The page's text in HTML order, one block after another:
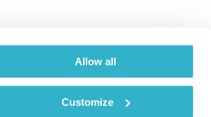
Allow all
Customize